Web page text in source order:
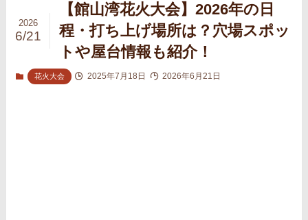
【館山湾花火大会】2026年の日
程・打ち上げ場所は？穴場スポッ
トや屋台情報も紹介！
2026
6/21
花火大会 2025年7月18日 2026年6月21日